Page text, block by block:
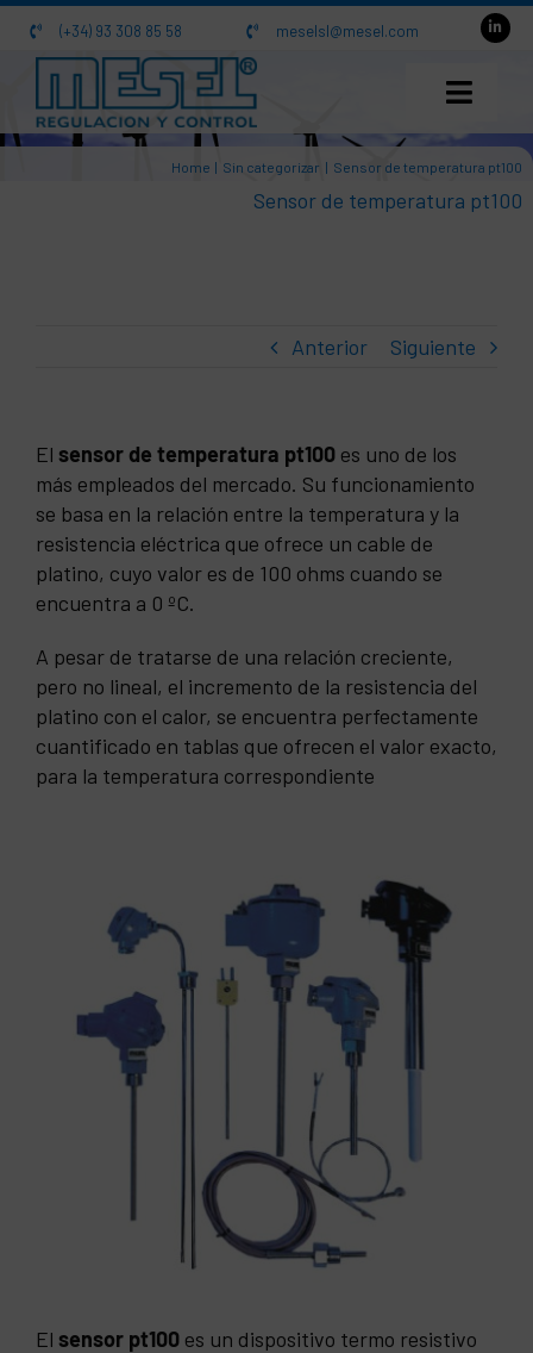
Saltar
contenido
(+34) 93 308 85 58 meselsl@mesel.com
CONTACTO
Home Sin categorizar Sensor de temperatura pt100
Sensor de temperatura pt100
Anterior Siguiente
El sensor de temperatura pt100es uno de los
más empleados del mercado. Su funcionamiento
se basa en la relación entre la temperatura y la
resistencia eléctrica que ofrece un cable de
platino, cuyo valor es de 100 ohms cuando se
encuentra a 0 ºC.
A pesar de tratarse de una relación creciente,
pero no lineal, el incremento de la resistencia del
platino con el calor, se encuentra perfectamente
cuantificado en tablas que ofrecen el valor exacto,
para la temperatura correspondiente
El sensor pt100es un dispositivo termo resistivo